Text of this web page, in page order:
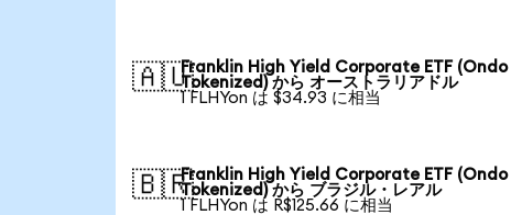
🇦🇺Franklin High Yield Corporate ETF (Ondo
Tokenized) から オーストラリアドル
1 FLHYon は $34.93 に相当
🇧🇷Franklin High Yield Corporate ETF (Ondo
Tokenized) から ブラジル・レアル
1 FLHYon は R$125.66 に相当